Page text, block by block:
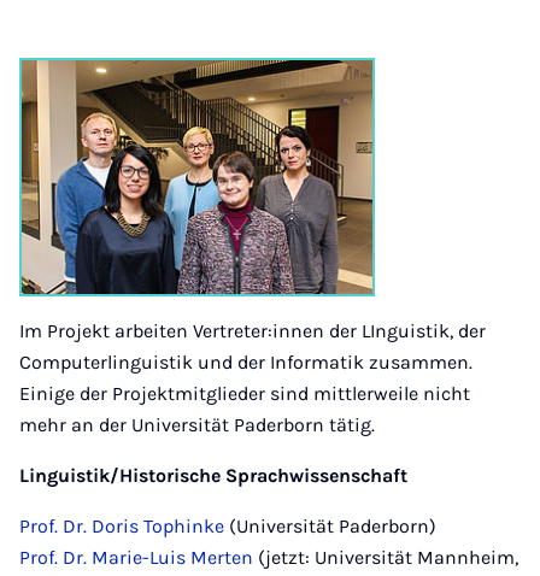
Im Projekt arbeiten Vertreter:innen der LInguistik, der
Computerlinguistik und der Informatik zusammen.
Einige der Projektmitglieder sind mittlerweile nicht
mehr an der Universität Paderborn tätig.
Linguistik/Historische Sprachwissenschaft
Prof. Dr. Doris Tophinke (Universität Paderborn)
Prof. Dr. Marie-Luis Merten (jetzt: Universität Mannheim,